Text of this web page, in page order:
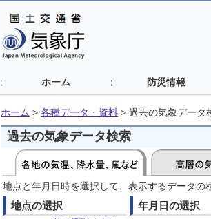
ホーム 防災情報
ホーム > 各種データ・資料 > 過去の気象データ
過去の気象データ検索
地点と年月日時を選択して、表示するデータの
地点の選択 年月日の選択